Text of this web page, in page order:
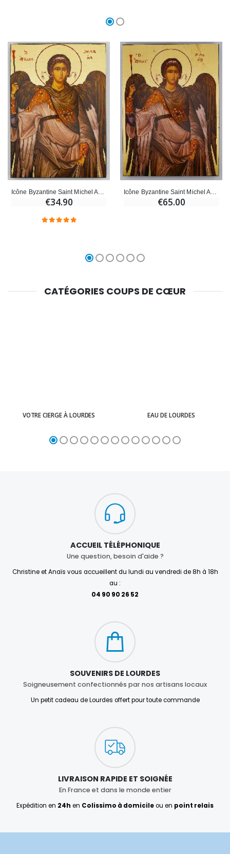
Icône Byzantine Saint Michel Archange Gris - 20 cm
€34.90
Icône Byzantine Saint Michel Archange Gris - 25 cm
€65.00
CATÉGORIES COUPS DE CŒUR
VOTRE CIERGE À LOURDES EAU DE LOURDES
ACCUEIL TÉLÉPHONIQUE
Une question, besoin d'aide ?
Christine et Anaïs vous accueillent du lundi au vendredi de 8h à 18h
au :
04 90 90 26 52
SOUVENIRS DE LOURDES
Soigneusement confectionnés par nos artisans locaux
Un petit cadeau de Lourdes offert pour toute commande
LIVRAISON RAPIDE ET SOIGNÉE
En France et dans le monde entier
Expédition en 24h en Colissimo à domicileou en point relais